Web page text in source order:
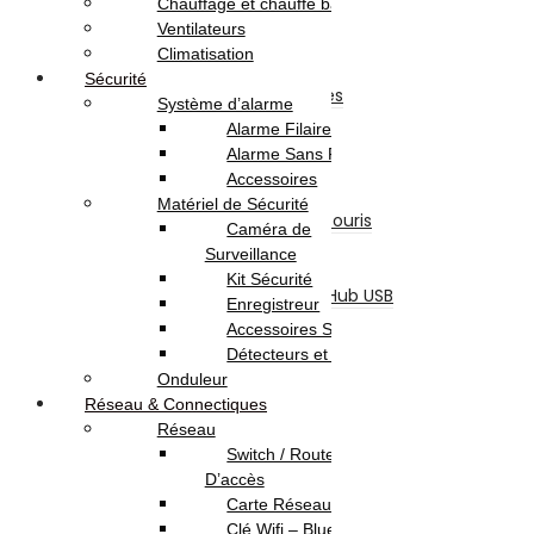
Boitier
Lecteur & Graveur
Accessoires et Périphériques
Casque & Écouteur
Sacoche & Sac A Dos
Souris
Claviers
Ensemble Clavier et Souris
Tapis De Souris
Refroidisseur
Lecteur De Cartes & Hub USB
Accessoires Ecran
Accessoires Gaming
Webcam
Logiciels
Sécurité
Microsoft
Serveurs Informatique
Onduleur
Téléphonie & Tablette
Ventilateurs
Climatisation
Sécurité
Système d’alarme
Alarme Filaire
Alarme Sans Fil
Accessoires
Matériel de Sécurité
Caméra de
Surveillance
Kit Sécurité
Enregistreur
Accessoires Sécurité
Détecteurs et Capteurs
Onduleur
Réseau & Connectiques
Réseau
Switch / Routeurs / Point
D’accès
Carte Réseau
Clé Wifi – Bluetooth